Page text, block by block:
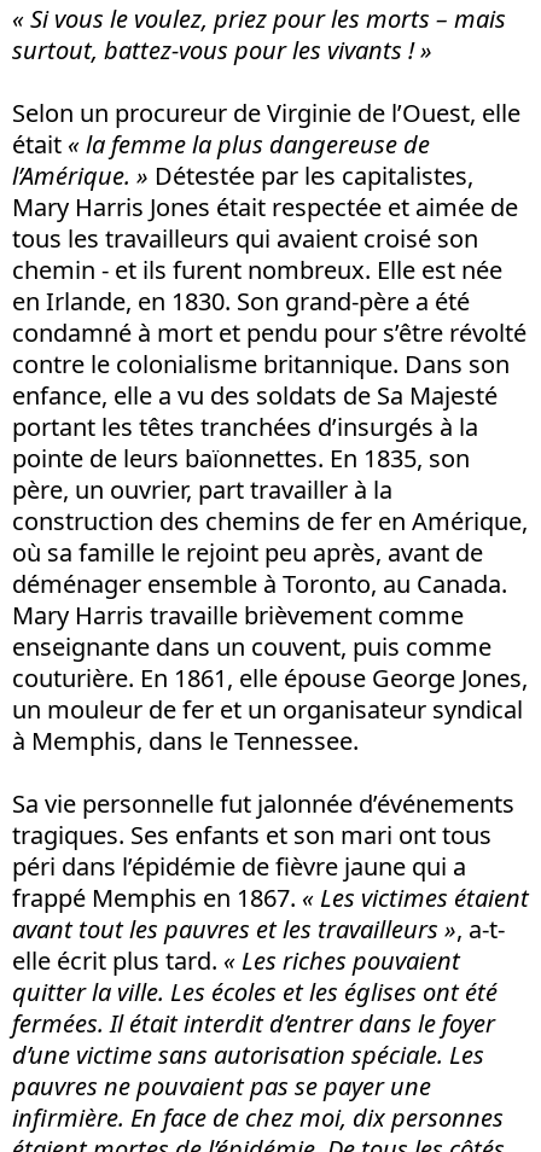
« Si vous le voulez, priez pour les morts – mais
surtout, battez-vous pour les vivants ! »
Selon un procureur de Virginie de l’Ouest, elle
était « la femme la plus dangereuse de
l’Amérique. » Détestée par les capitalistes,
Mary Harris Jones était respectée et aimée de
tous les travailleurs qui avaient croisé son
chemin - et ils furent nombreux. Elle est née
en Irlande, en 1830. Son grand-père a été
condamné à mort et pendu pour s’être révolté
contre le colonialisme britannique. Dans son
enfance, elle a vu des soldats de Sa Majesté
portant les têtes tranchées d’insurgés à la
pointe de leurs baïonnettes. En 1835, son
père, un ouvrier, part travailler à la
construction des chemins de fer en Amérique,
où sa famille le rejoint peu après, avant de
déménager ensemble à Toronto, au Canada.
Mary Harris travaille brièvement comme
enseignante dans un couvent, puis comme
couturière. En 1861, elle épouse George Jones,
un mouleur de fer et un organisateur syndical
à Memphis, dans le Tennessee.
Sa vie personnelle fut jalonnée d’événements
tragiques. Ses enfants et son mari ont tous
péri dans l’épidémie de fièvre jaune qui a
frappé Memphis en 1867. « Les victimes étaient
avant tout les pauvres et les travailleurs », a-t-
elle écrit plus tard. « Les riches pouvaient
quitter la ville. Les écoles et les églises ont été
fermées. Il était interdit d’entrer dans le foyer
d’une victime sans autorisation spéciale. Les
pauvres ne pouvaient pas se payer une
infirmière. En face de chez moi, dix personnes